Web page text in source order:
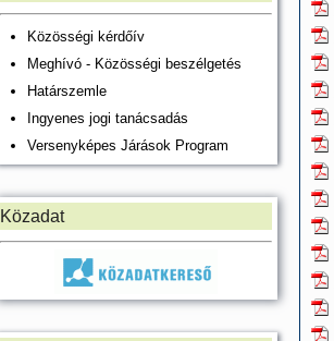
Közösségi kérdőív
Meghívó - Közösségi beszélgetés
Határszemle
Ingyenes jogi tanácsadás
Versenyképes Járások Program
Közadat